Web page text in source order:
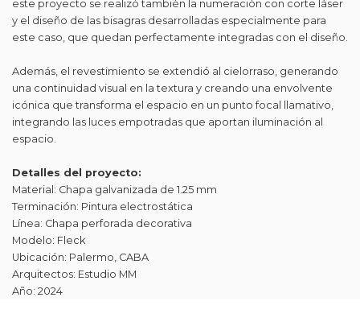
este proyecto se realizó también la numeración con corte láser
y el diseño de las bisagras desarrolladas especialmente para
este caso, que quedan perfectamente integradas con el diseño.
Además, el revestimiento se extendió al cielorraso, generando
una continuidad visual en la textura y creando una envolvente
icónica que transforma el espacio en un punto focal llamativo,
integrando las luces empotradas que aportan iluminación al
espacio.
Detalles del proyecto:
Material: Chapa galvanizada de 1.25 mm
Terminación: Pintura electrostática
Línea: Chapa perforada decorativa
Modelo: Fleck
Ubicación: Palermo, CABA
Arquitectos: Estudio MM
Año: 2024